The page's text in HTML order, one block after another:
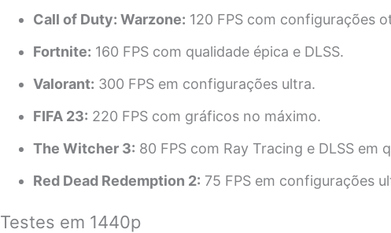
Call of Duty: Warzone: 120 FPS com configurações
Fortnite: 160 FPS com qualidade épica e DLSS.
Valorant: 300 FPS em configurações ultra.
FIFA 23: 220 FPS com gráficos no máximo.
The Witcher 3: 80 FPS com Ray Tracing e DLSS em
Red Dead Redemption 2: 75 FPS em configurações
Testes em 1440p